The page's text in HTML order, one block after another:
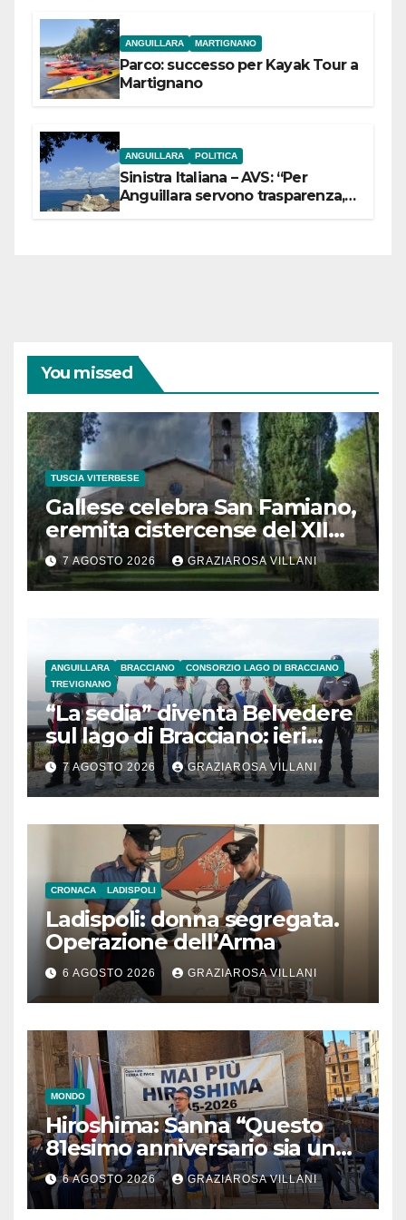
ANGUILLARA MARTIGNANO
Parco: successo per Kayak Tour a
Martignano
ANGUILLARA POLITICA
Sinistra Italiana – AVS: “Per
Anguillara servono trasparenza,
You missed
TUSCIA VITERBESE
Gallese celebra San Famiano,
eremita cistercense del XII
secolo
7 AGOSTO 2026 GRAZIAROSA VILLANI
ANGUILLARA BRACCIANO
CONSORZIO LAGO DI BRACCIANO
TREVIGNANO
“La sedia” diventa Belvedere
sul lago di Bracciano: ieri
l’inaugurazione
7 AGOSTO 2026 GRAZIAROSA VILLANI
CRONACA LADISPOLI
Ladispoli: donna segregata.
Operazione dell’Arma
6 AGOSTO 2026 GRAZIAROSA VILLANI
MONDO
Hiroshima: Sanna “Questo
81esimo anniversario sia un
monito per tutti”
6 AGOSTO 2026 GRAZIAROSA VILLANI